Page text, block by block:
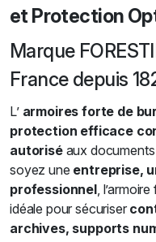
et Protection
Marque
France depuis
L’ armoires forte de
protection efficace
autorisé aux
soyez une entreprise,
professionnel,
idéale pour sécuriser
archives, supports